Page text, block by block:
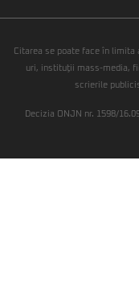
Citarea se poate face în limita
uri, instituţii mass-media,
scrierile
Decizia ONJN nr. 1598/